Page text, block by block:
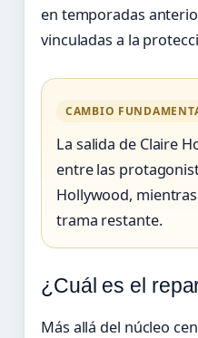
en temporadas
vinculadas a la
CAMBIO
La salida de Claire
entre las
Hollywood,
trama restante.
¿Cuál es el
Más allá del núcleo